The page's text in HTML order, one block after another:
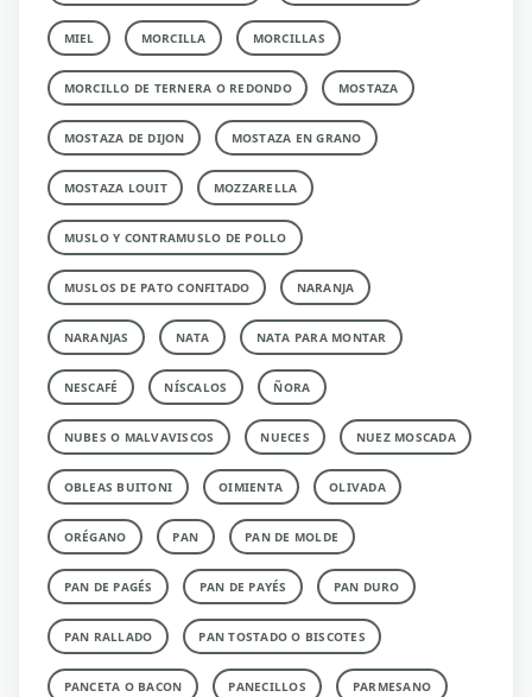
MIEL MORCILLA MORCILLAS
MORCILLO DE TERNERA O REDONDO MOSTAZA
MOSTAZA DE DIJON MOSTAZA EN GRANO
MOSTAZA LOUIT MOZZARELLA
MUSLO Y CONTRAMUSLO DE POLLO
MUSLOS DE PATO CONFITADO NARANJA
NARANJAS NATA NATA PARA MONTAR
NESCAFÉ NÍSCALOS ÑORA
NUBES O MALVAVISCOS NUECES NUEZ MOSCADA
OBLEAS BUITONI OIMIENTA OLIVADA
ORÉGANO PAN PAN DE MOLDE
PAN DE PAGÉS PAN DE PAYÉS PAN DURO
PAN RALLADO PAN TOSTADO O BISCOTES
PANCETA O BACON PANECILLOS PARMESANO